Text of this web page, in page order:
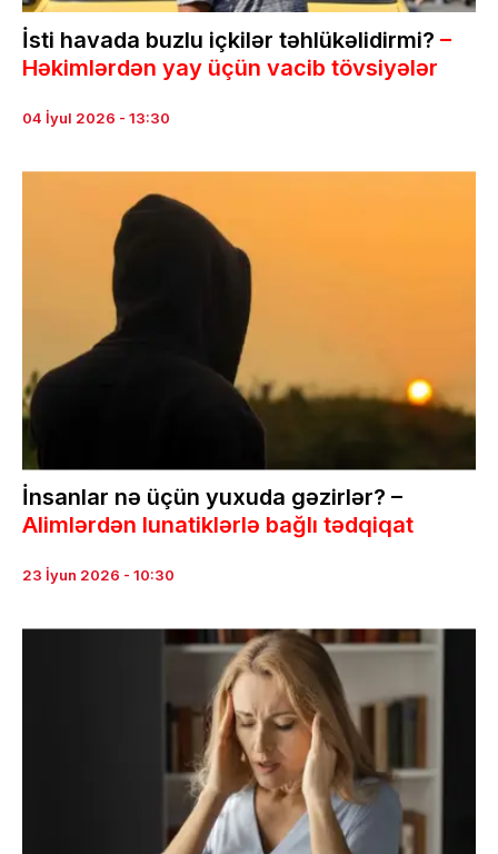
İsti havada buzlu içkilər təhlükəlidirmi? –
Həkimlərdən yay üçün vacib tövsiyələr
04 İyul 2026 - 13:30
İnsanlar nə üçün yuxuda gəzirlər? –
Alimlərdən lunatiklərlə bağlı tədqiqat
23 İyun 2026 - 10:30